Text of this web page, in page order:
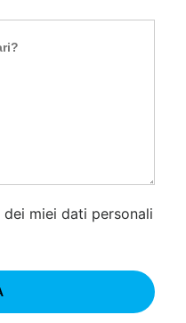
miei dati personali